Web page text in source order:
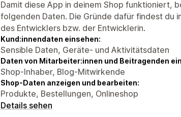
Damit diese App in deinem Shop funktioniert,
folgenden Daten. Die Gründe dafür findest du
des Entwicklers bzw. der Entwicklerin.
Kund:innendaten einsehen:
Sensible Daten, Geräte- und Aktivitätsdaten
Daten von Mitarbeiter:innen und Beitragenden
Shop-Inhaber, Blog-Mitwirkende
Shop-Daten anzeigen und bearbeiten:
Produkte, Bestellungen, Onlineshop
Details sehen